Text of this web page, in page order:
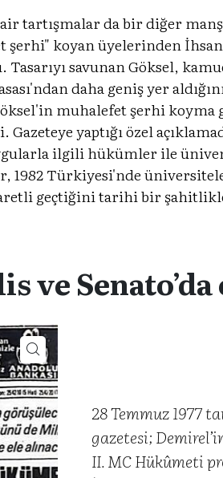
tartışmalar da bir diğer
şerhi" koyan üyelerinden
savunan Göksel,
daha geniş yer
muhalefet şerhi koyma
yaptığı özel
ilgili hükümler ile
1982 Türkiyesi'nde
geçtiğini tarihi bir
ve
28 Temmuz 1977
gazetesi;
II. MC Hükûmeti